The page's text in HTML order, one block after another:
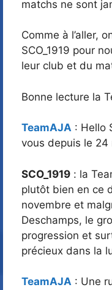
matchs ne sont
Comme à l’aller,
SCO_1919 pour
leur club et du
Bonne lecture la
TeamAJA : Hello
vous depuis le 24
SCO_1919 : la
plutôt bien en ce
novembre et
Deschamps, le
progression et
précieux dans la
TeamAJA : Une